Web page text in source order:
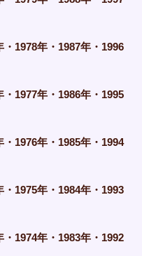
1978年・1987年・1996
1977年・1986年・1995
1976年・1985年・1994
1975年・1984年・1993
1974年・1983年・1992